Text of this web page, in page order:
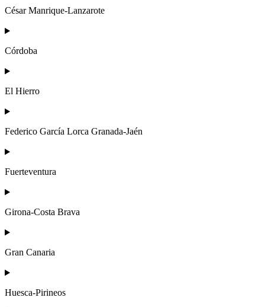
César Manrique-Lanzarote
Córdoba
El Hierro
Federico García Lorca Granada-Jaén
Fuerteventura
Girona-Costa Brava
Gran Canaria
Huesca-Pirineos